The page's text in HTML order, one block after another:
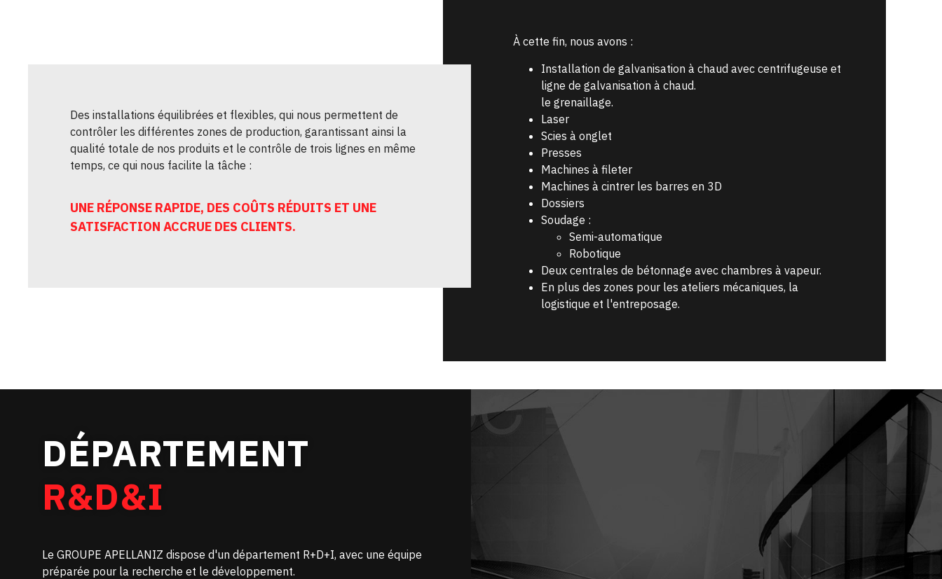
Des installations équilibrées et flexibles, qui nous permettent de
contrôler les différentes zones de production, garantissant ainsi la
qualité totale de nos produits et le contrôle de trois lignes en même
temps, ce qui nous facilite la tâche :
UNE RÉPONSE RAPIDE, DES COÛTS RÉDUITS ET UNE
SATISFACTION ACCRUE DES CLIENTS.
À cette fin, nous avons :
Installation de galvanisation à chaud avec centrifugeuse et
ligne de galvanisation à chaud.
le grenaillage.
Laser
Scies à onglet
Presses
Machines à fileter
Machines à cintrer les barres en 3D
Dossiers
Soudage :
Semi-automatique
Robotique
Deux centrales de bétonnage avec chambres à vapeur.
En plus des zones pour les ateliers mécaniques, la
logistique et l'entreposage.
DÉPARTEMENT
R&D&I
Le GROUPE APELLANIZ dispose d'un département R+D+I, avec une équipe
préparée pour la recherche et le développement.